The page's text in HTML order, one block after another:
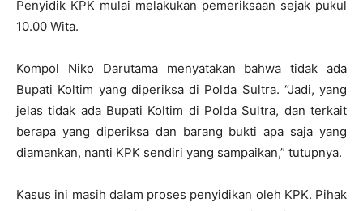
Penyidik KPK mulai melakukan pemeriksaan sejak pukul
10.00 Wita.
Kompol Niko Darutama menyatakan bahwa tidak ada
Bupati Koltim yang diperiksa di Polda Sultra. “Jadi, yang
jelas tidak ada Bupati Koltim di Polda Sultra, dan terkait
berapa yang diperiksa dan barang bukti apa saja yang
diamankan, nanti KPK sendiri yang sampaikan,” tutupnya.
Kasus ini masih dalam proses penyidikan oleh KPK. Pihak